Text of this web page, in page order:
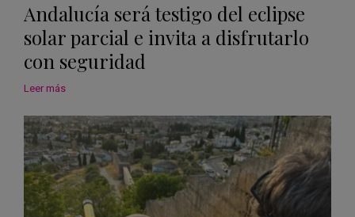
Andalucía será testigo del eclipse
solar parcial e invita a disfrutarlo
con seguridad
Leer más